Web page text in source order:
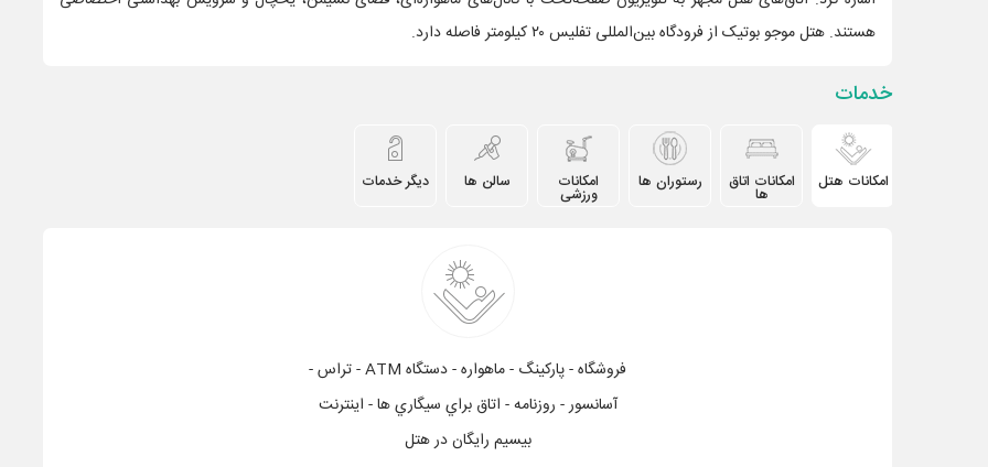
هستند. هتل موجو بوتیک از فرودگاه بین‌المللی تفلیس ۲۰ کیلومتر فاصله دارد.
خدمات
امکانات هتل امکانات اتاق
ها
رستوران ها امکانات
ورزشی
سالن ها دیگر خدمات
فروشگاه - پاركينگ - ماهواره - دستگاه ATM - تراس -
آسانسور - روزنامه - اتاق براي سيگاري ها - اینترنت
بیسیم رایگان در هتل